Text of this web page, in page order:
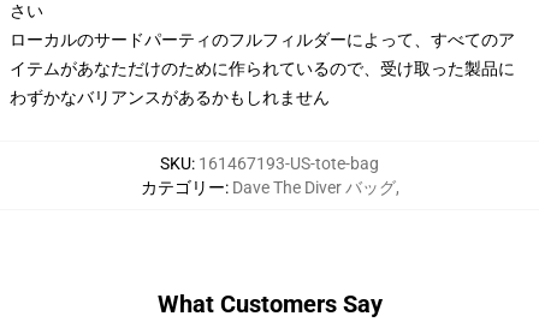
さい
ローカルのサードパーティのフルフィルダーによって、すべてのア
イテムがあなただけのために作られているので、受け取った製品に
わずかなバリアンスがあるかもしれません
SKU: 161467193-US-tote-bag
カテゴリー: Dave The Diver バッグ,
What Customers Say